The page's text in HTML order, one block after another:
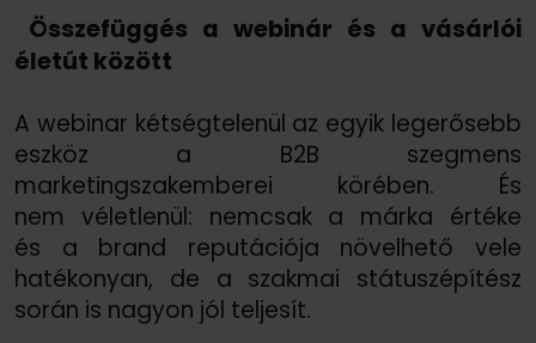
Összefüggés a webinár és a vásárlói
életút között
A webinar kétségtelenül az egyik legerősebb
eszköz a B2B szegmens
marketingszakemberei körében. És
nem véletlenül: nemcsak a márka értéke
és a brand reputációja növelhető vele
hatékonyan, de a szakmai státuszépítész
során is nagyon jól teljesít.